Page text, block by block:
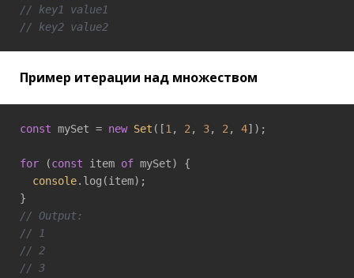
// key1 value1
// key2 value2
Пример итерации над множеством
const mySet = new Set ([1 , 2 , 3, 2 , 4]);
for (const item of mySet) {
console.log(item);
// Output:
// 1
// 2
// 3